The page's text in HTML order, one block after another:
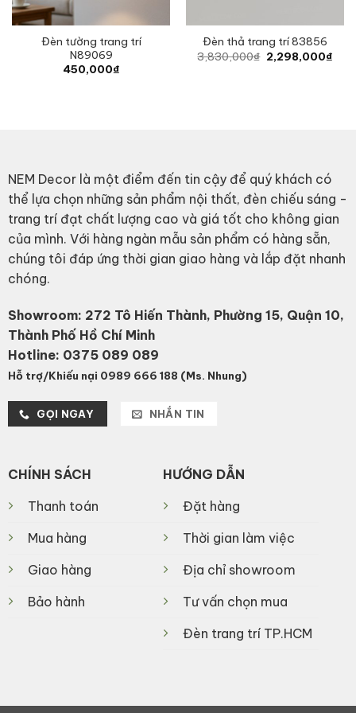
Đèn tường trang trí
N89069
450,000₫
Đèn thả trang trí 83856
3,830,000₫ Original
price
2,298,000₫
NEM Decor là một điểm đến tin cậy để quý khách có
thể lựa chọn những sản phẩm nội thất, đèn chiếu sáng -
trang trí đạt chất lượng cao và giá tốt cho không gian
của mình. Với hàng ngàn mẫu sản phẩm có hàng sẵn,
chúng tôi đáp ứng thời gian giao hàng và lắp đặt nhanh
chóng.
Showroom: 272 Tô Hiến Thành, Phường 15, Quận 10,
Thành Phố Hồ Chí Minh
Hotline: 0375 089 089
Hỗ trợ/Khiếu nại 0989 666 188 (Ms. Nhung)
GỌI NGAY NHẮN TIN
CHÍNH SÁCH
Thanh toán
Mua hàng
Giao hàng
Bảo hành
HƯỚNG DẪN
Đặt hàng
Thời gian làm việc
Địa chỉ showroom
Tư vấn chọn mua
Đèn trang trí TP.HCM